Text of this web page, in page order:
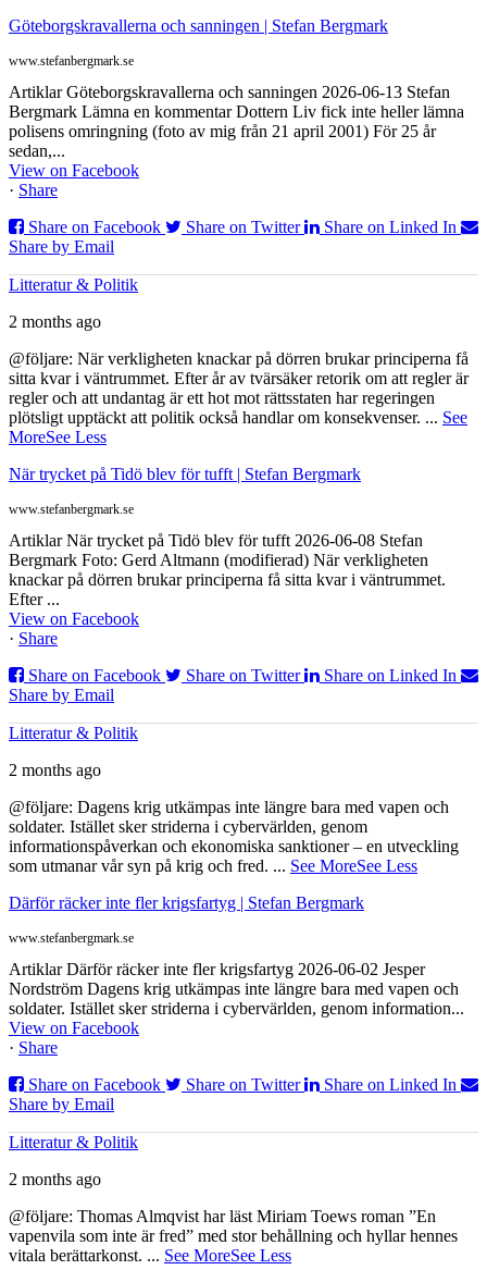
Göteborgskravallerna och sanningen | Stefan Bergmark
www.stefanbergmark.se
Artiklar Göteborgskravallerna och sanningen 2026-06-13 Stefan
Bergmark Lämna en kommentar Dottern Liv fick inte heller lämna
polisens omringning (foto av mig från 21 april 2001) För 25 år
sedan,...
View on Facebook
· Share
Share on Facebook
Share on Twitter
Share on Linked In
Share by Email
Litteratur & Politik
2 months ago
@följare: När verkligheten knackar på dörren brukar principerna få
sitta kvar i väntrummet. Efter år av tvärsäker retorik om att regler är
regler och att undantag är ett hot mot rättsstaten har regeringen
plötsligt upptäckt att politik också handlar om konsekvenser. ... See
MoreSee Less
När trycket på Tidö blev för tufft | Stefan Bergmark
www.stefanbergmark.se
Artiklar När trycket på Tidö blev för tufft 2026-06-08 Stefan
Bergmark Foto: Gerd Altmann (modifierad) När verkligheten
knackar på dörren brukar principerna få sitta kvar i väntrummet.
Efter ...
View on Facebook
· Share
Share on Facebook
Share on Twitter
Share on Linked In
Share by Email
Litteratur & Politik
2 months ago
@följare: Dagens krig utkämpas inte längre bara med vapen och
soldater. Istället sker striderna i cybervärlden, genom
informationspåverkan och ekonomiska sanktioner – en utveckling
som utmanar vår syn på krig och fred. ... See MoreSee Less
Därför räcker inte fler krigsfartyg | Stefan Bergmark
www.stefanbergmark.se
Artiklar Därför räcker inte fler krigsfartyg 2026-06-02 Jesper
Nordström Dagens krig utkämpas inte längre bara med vapen och
soldater. Istället sker striderna i cybervärlden, genom information...
View on Facebook
· Share
Share on Facebook
Share on Twitter
Share on Linked In
Share by Email
Litteratur & Politik
2 months ago
@följare: Thomas Almqvist har läst Miriam Toews roman ”En
vapenvila som inte är fred” med stor behållning och hyllar hennes
vitala berättarkonst. ... See MoreSee Less